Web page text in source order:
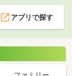
アプリで探す